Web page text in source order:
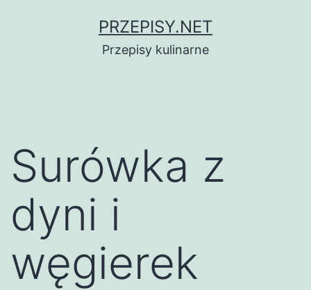
PRZEPISY.NET
Przepisy kulinarne
Surówka z
dyni i
węgierek